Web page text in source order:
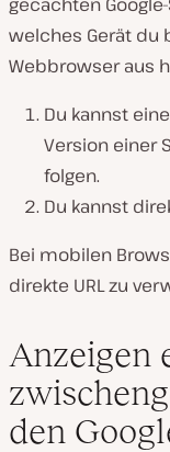
welches Gerät du
Webbrowser aus
Du kannst
Version einer
folgen.
Du kannst
Bei mobilen
direkte URL zu
Anzeigen
den